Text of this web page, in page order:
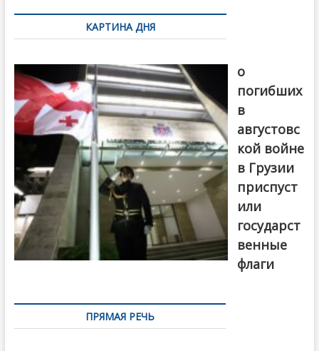
по
записямКАРТИНА ДНЯ
о
погибших
в
августовс
кой войне
в Грузии
приспуст
или
государст
венные
флаги
ПРЯМАЯ РЕЧЬ